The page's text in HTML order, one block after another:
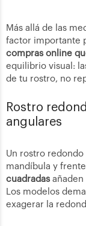
Más allá de las
factor importante
compras online
equilibrio visual:
de tu rostro, no
Rostro
angulares
Un rostro
mandíbula y
cuadradasañaden
Los modelos
exagerar la